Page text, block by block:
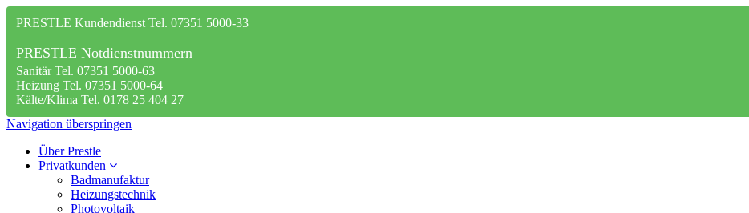
PRESTLE Kundendienst Tel. 07351 5000-33
PRESTLE Notdienstnummern
Sanitär Tel. 07351 5000-63
Heizung Tel. 07351 5000-64
Kälte/Klima Tel. 0178 25 404 27
Navigation überspringen
Über Prestle
Privatkunden
Badmanufaktur
Heizungstechnik
Photovoltaik